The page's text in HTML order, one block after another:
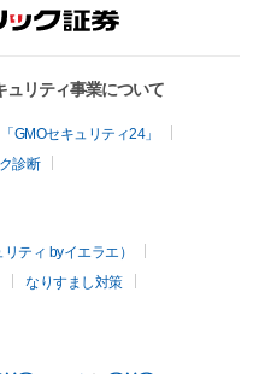
ュリティ事業について
GMOセキュリティ24」
診断
ティ byイエラエ）
なりすまし対策